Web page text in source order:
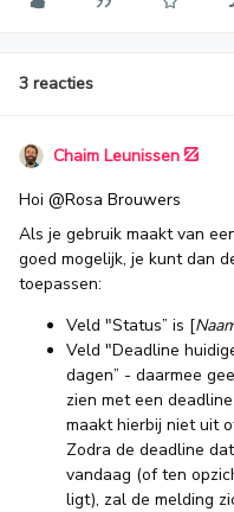
3 reacties
Chaim Leunissen
Hoi ​ @Rosa Brouwers
Als je gebruik maakt van
goed mogelijk, je kunt dan
toepassen:
Veld "Status” is [
Veld "Deadline
dagen” - daarmee
zien met een
maakt hierbij niet uit
Zodra de deadline
vandaag (of ten
ligt), zal de melding